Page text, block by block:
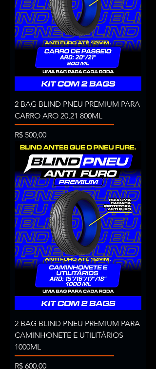
2 BAG BLIND PNEU PREMIUM PARA
CARRO ARO 20,21 800ML
Preço
R$ 500,00
2 BAG BLIND PNEU PREMIUM PARA
CAMINHONETE E UTILITÁRIOS
1000ML
Preço
R$ 600,00